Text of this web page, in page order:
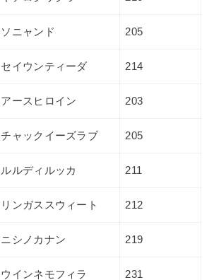
ソニャンド 205
セイウンティーダ 214
アースヒロイン 203
チャックイーズラブ 205
ルルディルッカ 211
リンガススウィート 212
ニシノカナン 219
ウインネモフィラ 231